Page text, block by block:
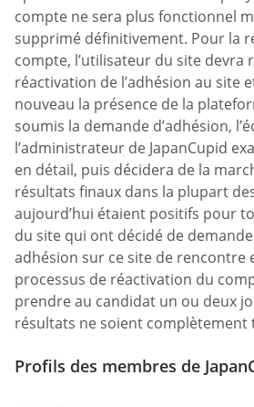
compte ne sera plus fonctionnel
supprimé définitivement. Pour la
compte, l’utilisateur du site devra
réactivation de l’adhésion au site
nouveau la présence de la
soumis la demande d’adhésion,
l’administrateur de JapanCupid
en détail, puis décidera de la
résultats finaux dans la plupart
aujourd’hui étaient positifs pour
du site qui ont décidé de
adhésion sur ce site de rencontre
processus de réactivation du
prendre au candidat un ou deux
résultats ne soient complètement
Profils des membres de